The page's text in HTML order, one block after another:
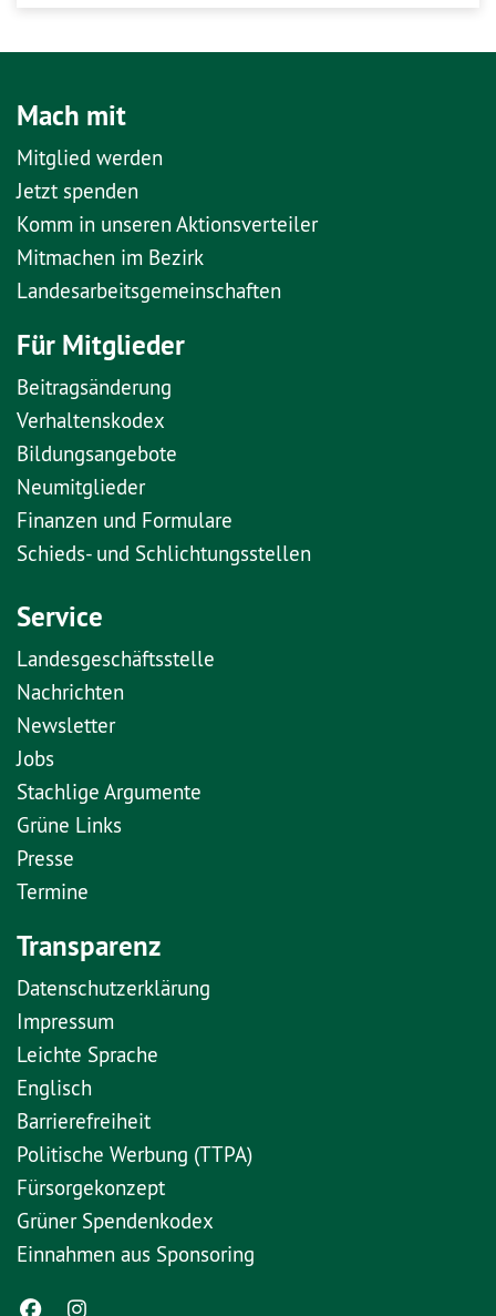
Mach mit
Mitglied werden
Jetzt spenden
Komm in unseren Aktionsverteiler
Mitmachen im Bezirk
Landesarbeitsgemeinschaften
Für Mitglieder
Beitragsänderung
Verhaltenskodex
Bildungsangebote
Neumitglieder
Finanzen und Formulare
Schieds- und Schlichtungsstellen
Service
Landesgeschäftsstelle
Nachrichten
Newsletter
Jobs
Stachlige Argumente
Grüne Links
Presse
Termine
Transparenz
Datenschutzerklärung
Impressum
Leichte Sprache
Englisch
Barrierefreiheit
Politische Werbung (TTPA)
Fürsorgekonzept
Grüner Spendenkodex
Einnahmen aus Sponsoring